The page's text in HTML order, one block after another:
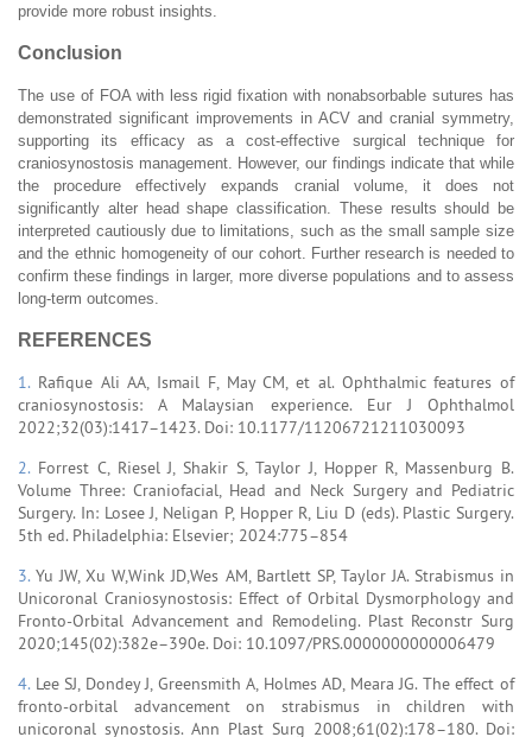
provide more robust insights.
Conclusion
The use of FOA with less rigid fixation with nonabsorbable sutures has
demonstrated significant improvements in ACV and cranial symmetry,
supporting its efficacy as a cost-effective surgical technique for
craniosynostosis management. However, our findings indicate that while
the procedure effectively expands cranial volume, it does not
significantly alter head shape classification. These results should be
interpreted cautiously due to limitations, such as the small sample size
and the ethnic homogeneity of our cohort. Further research is needed to
confirm these findings in larger, more diverse populations and to assess
long-term outcomes.
REFERENCES
1. Rafique Ali AA, Ismail F, May CM, et al. Ophthalmic features of
craniosynostosis: A Malaysian experience. Eur J Ophthalmol
2022;32(03):1417–1423. Doi: 10.1177/11206721211030093
2. Forrest C, Riesel J, Shakir S, Taylor J, Hopper R, Massenburg B.
Volume Three: Craniofacial, Head and Neck Surgery and Pediatric
Surgery. In: Losee J, Neligan P, Hopper R, Liu D (eds). Plastic Surgery.
5th ed. Philadelphia: Elsevier; 2024:775–854
3.Yu JW, Xu W,Wink JD,Wes AM, Bartlett SP, Taylor JA. Strabismus in
Unicoronal Craniosynostosis: Effect of Orbital Dysmorphology and
Fronto-Orbital Advancement and Remodeling. Plast Reconstr Surg
2020;145(02):382e–390e. Doi: 10.1097/PRS.0000000000006479
4. Lee SJ, Dondey J, Greensmith A, Holmes AD, Meara JG. The effect of
fronto-orbital advancement on strabismus in children with
unicoronal synostosis. Ann Plast Surg 2008;61(02):178–180. Doi: